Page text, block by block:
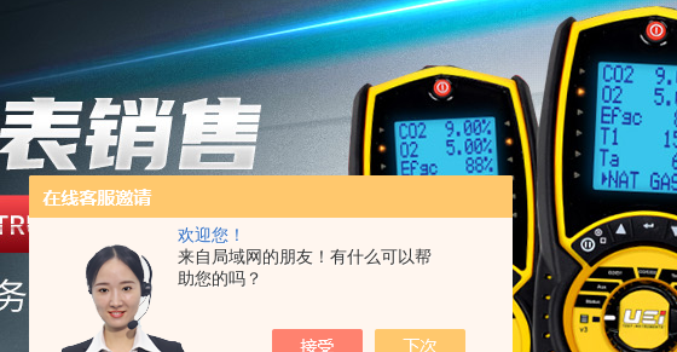
欢迎您！
来自局域网的朋友！有什么可以帮
助您的吗？